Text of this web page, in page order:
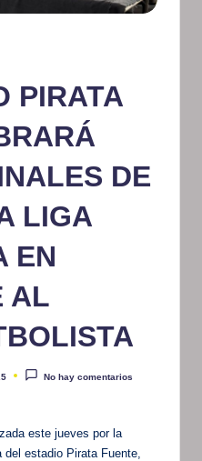
PIRATA
DE
LIGA
EN
AL
No hay comentarios
este jueves por la
estadio Pirata Fuente,